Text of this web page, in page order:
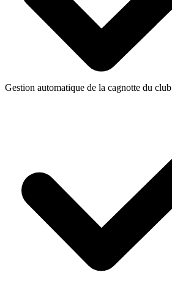
Gestion automatique de la cagnotte du club